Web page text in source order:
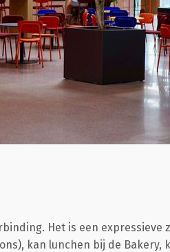
Het is een expressieve
kan lunchen bij de Bakery,